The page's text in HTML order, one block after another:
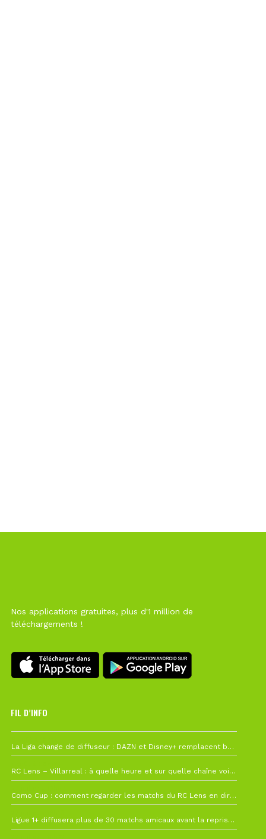
Nos applications gratuites, plus d'1 million de
téléchargements !
FIL D’INFO
La Liga change de diffuseur : DAZN et Disney+ remplacent beIN Sports !
RC Lens – Villarreal : à quelle heure et sur quelle chaîne voir la finale de la Como Cup ?
Como Cup : comment regarder les matchs du RC Lens en direct ?
Ligue 1+ diffusera plus de 30 matchs amicaux avant la reprise de la Ligue 1